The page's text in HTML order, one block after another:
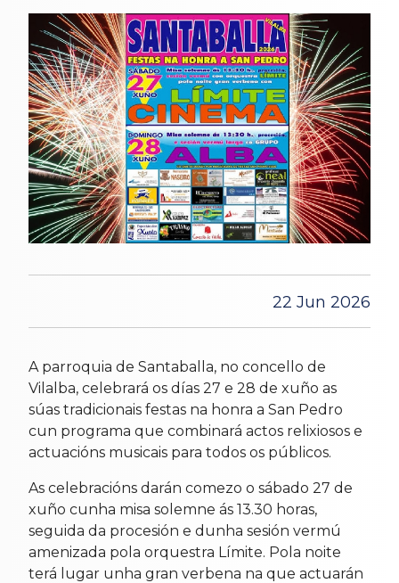
22 Jun 2026
A parroquia de Santaballa, no concello de
Vilalba, celebrará os días 27 e 28 de xuño as
súas tradicionais festas na honra a San Pedro
cun programa que combinará actos relixiosos e
actuacións musicais para todos os públicos.
As celebracións darán comezo o sábado 27 de
xuño cunha misa solemne ás 13.30 horas,
seguida da procesión e dunha sesión vermú
amenizada pola orquestra Límite. Pola noite
terá lugar unha gran verbena na que actuarán